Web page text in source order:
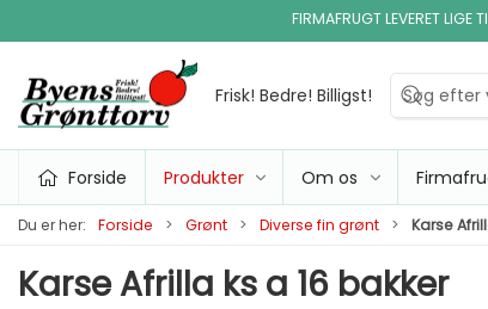
FIRMAFRUGT LEVERET LIGE
Frisk! Bedre! Billigst!
Forside Produkter Om os
Du er her: Forside Grønt Diverse fin grønt Karse
Karse Afrilla ks a 16 bakker